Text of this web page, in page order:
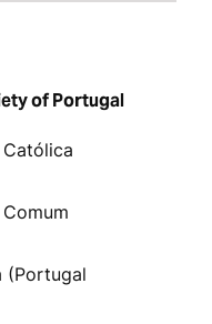
of Portugal
(Portugal